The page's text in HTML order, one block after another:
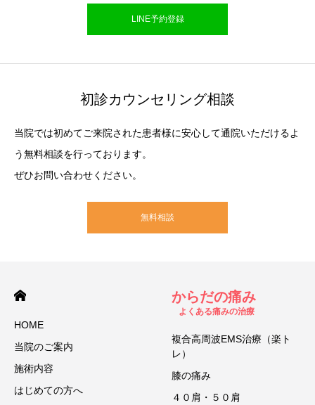
LINE予約登録
初診カウンセリング相談
当院では初めてご来院された患者様に安心して通院いただけるよ
う無料相談を行っております。
ぜひお問い合わせください。
無料相談
HOME
当院のご案内
施術内容
はじめての方へ
からだの痛み
よくある痛みの治療
複合高周波EMS治療（楽ト
レ）
膝の痛み
４０肩・５０肩